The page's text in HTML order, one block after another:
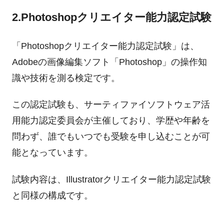
2.Photoshopクリエイター能力認定試験
「Photoshopクリエイター能力認定試験」は、
Adobeの画像編集ソフト「Photoshop」の操作知
識や技術を測る検定です。
この認定試験も、サーティファイソフトウェア活
用能力認定委員会が主催しており、学歴や年齢を
問わず、誰でもいつでも受験を申し込むことが可
能となっています。
試験内容は、Illustratorクリエイター能力認定試験
と同様の構成です。